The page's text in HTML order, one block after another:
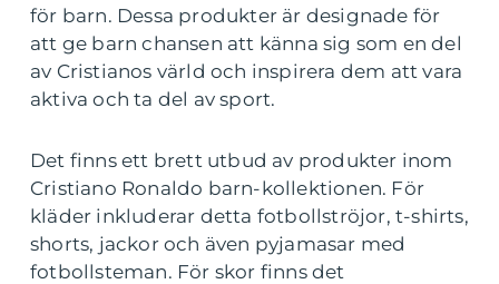
för barn. Dessa produkter är designade för
att ge barn chansen att känna sig som en del
av Cristianos värld och inspirera dem att vara
aktiva och ta del av sport.
Det finns ett brett utbud av produkter inom
Cristiano Ronaldo barn-kollektionen. För
kläder inkluderar detta fotbollströjor, t-shirts,
shorts, jackor och även pyjamasar med
fotbollsteman. För skor finns det